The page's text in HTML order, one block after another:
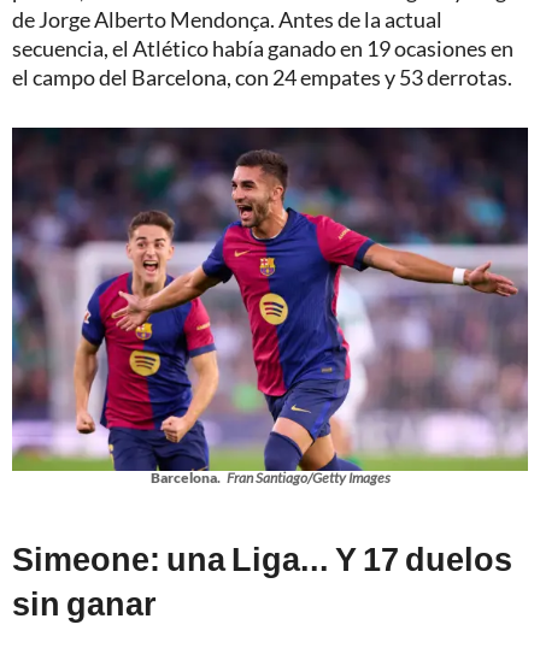
de Jorge Alberto Mendonça. Antes de la actual
secuencia, el Atlético había ganado en 19 ocasiones en
el campo del Barcelona, con 24 empates y 53 derrotas.
Barcelona. Fran Santiago/Getty Images
Simeone: una Liga... Y 17 duelos
sin ganar